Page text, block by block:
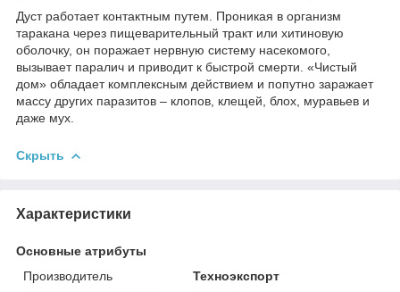
Дуст работает контактным путем. Проникая в организм
таракана через пищеварительный тракт или хитиновую
оболочку, он поражает нервную систему насекомого,
вызывает паралич и приводит к быстрой смерти. «Чистый
дом» обладает комплексным действием и попутно заражает
массу других паразитов – клопов, клещей, блох, муравьев и
даже мух.
Скрыть
Характеристики
Основные атрибуты
Производитель
Техноэкспорт